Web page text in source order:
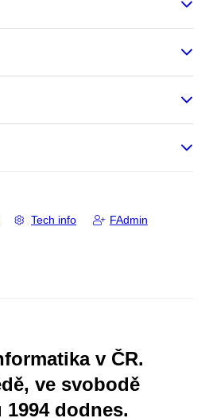
Tech info FAdmin
v ČR.
ve svobodě
1994 dodnes.